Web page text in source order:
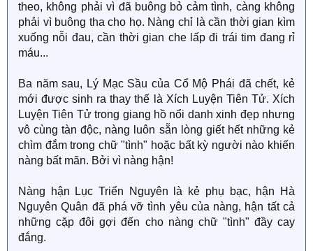
theo, không phải vì đã buông bỏ cảm tình, càng không
phải vì buông tha cho họ. Nàng chỉ là cần thời gian kìm
xuống nỗi đau, cần thời gian che lấp đi trái tim đang rỉ
máu...
Ba năm sau, Lý Mạc Sầu của Cổ Mộ Phái đã chết, kẻ
mới được sinh ra thay thế là Xích Luyện Tiên Tử. Xích
Luyện Tiên Tử trong giang hồ nổi danh xinh đẹp nhưng
vô cùng tàn độc, nàng luôn sẵn lòng giết hết những kẻ
chìm đắm trong chữ "tình" hoặc bất kỳ người nào khiến
nàng bất mãn. Bởi vì nàng hận!
Nàng hận Lục Triển Nguyên là kẻ phụ bạc, hận Hà
Nguyên Quân đã phá vỡ tình yêu của nàng, hận tất cả
những cặp đôi gợi đến cho nàng chữ "tình" đầy cay
đắng.